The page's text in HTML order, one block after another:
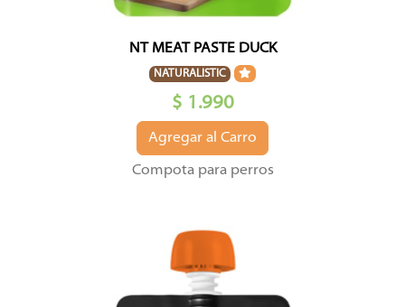
NT MEAT PASTE DUCK
NATURALISTIC
$ 1.990
Agregar al Carro
Compota para perros